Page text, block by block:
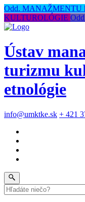
Odd. MANAŽMENTU
KULTUROLÓGIE
Ústav
turizmu
etnológie
info@umktke.sk + 421